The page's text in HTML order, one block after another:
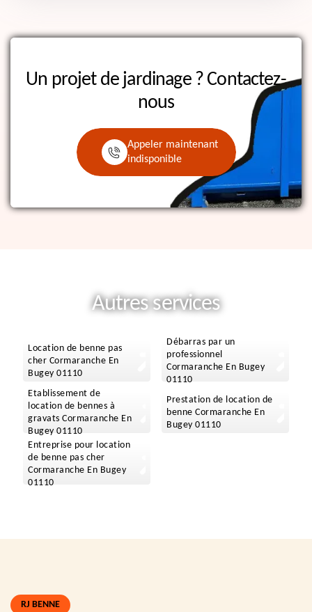
Un projet de jardinage ? Contactez-
nous
Appeler maintenant
indisponible
Autres services
Location de benne pas
cher Cormaranche En
Bugey 01110
Débarras par un
professionnel
Cormaranche En Bugey
01110
Etablissement de
location de bennes à
gravats Cormaranche En
Bugey 01110
Prestation de location de
benne Cormaranche En
Bugey 01110
Entreprise pour location
de benne pas cher
Cormaranche En Bugey
01110
RJ BENNE